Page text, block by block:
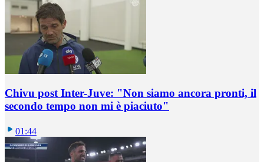
Chivu post Inter-Juve: "Non siamo ancora pronti, il
secondo tempo non mi è piaciuto"
01:44